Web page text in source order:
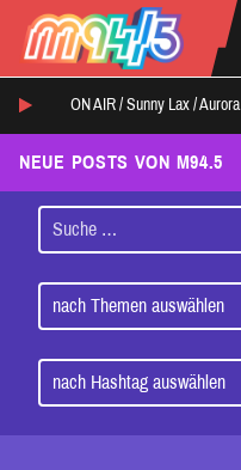
ON AIR / Sunny Lax /Aurora
NEUE POSTS VON M94.5